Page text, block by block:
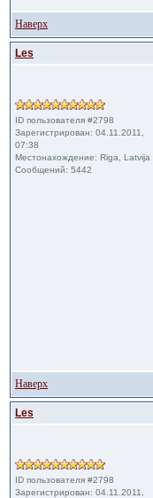
Наверх
Les
ID пользователя #2798
Зарегистрирован: 04.11.2011,
07:38
Местонахождение: Riga, Latvija
Сообщений: 5442
Наверх
Les
ID пользователя #2798
Зарегистрирован: 04.11.2011,